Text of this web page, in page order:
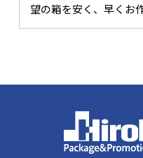
望の箱を安く、早くお